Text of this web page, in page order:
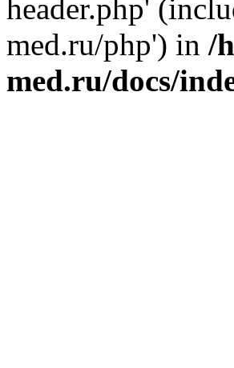
header.php'
med.ru/php') in /
med.ru/docs/